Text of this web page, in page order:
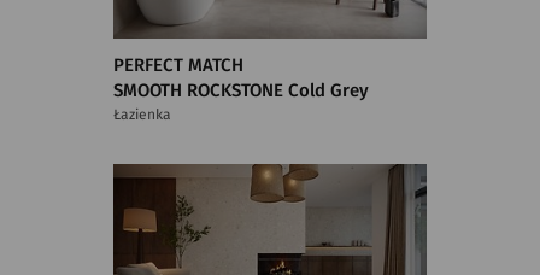
PERFECT MATCH
SMOOTH ROCKSTONE Cold Grey
Łazienka